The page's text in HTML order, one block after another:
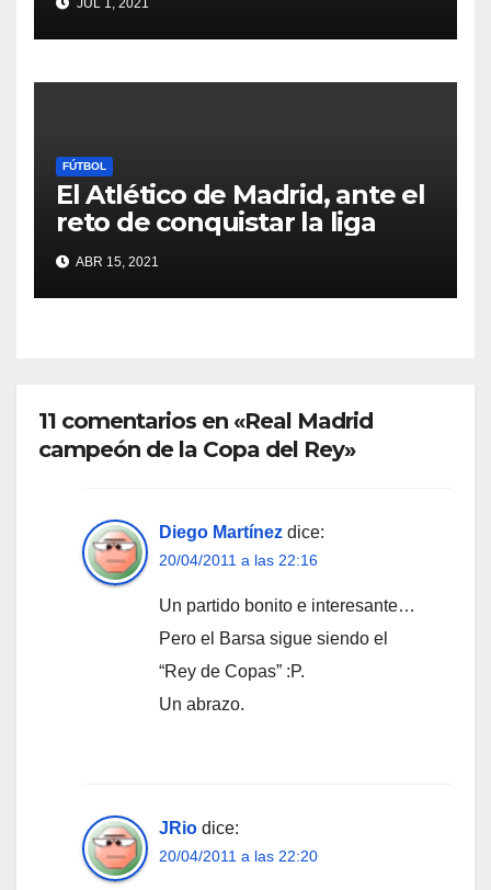
JUL 1, 2021
FÚTBOL
El Atlético de Madrid, ante el
reto de conquistar la liga
ABR 15, 2021
11 comentarios en «Real Madrid
campeón de la Copa del Rey»
Diego Martínez dice:
20/04/2011 a las 22:16
Un partido bonito e interesante…
Pero el Barsa sigue siendo el
“Rey de Copas” :P.
Un abrazo.
JRio dice:
20/04/2011 a las 22:20